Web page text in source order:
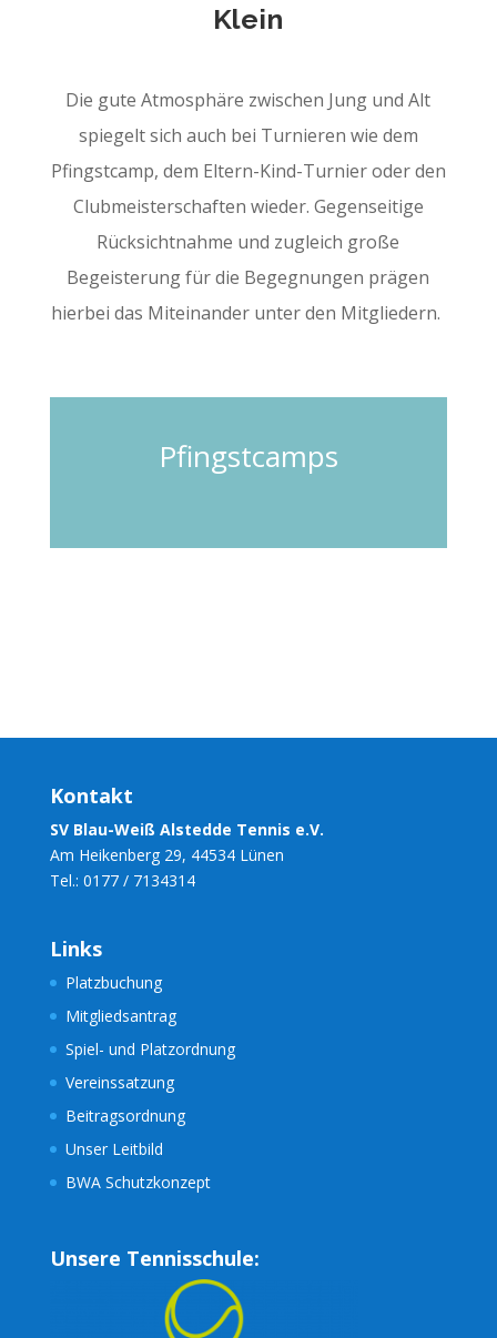
Klein
Die gute Atmosphäre zwischen Jung und Alt
spiegelt sich auch bei Turnieren wie dem
Pfingstcamp, dem Eltern-Kind-Turnier oder den
Clubmeisterschaften wieder. Gegenseitige
Rücksichtnahme und zugleich große
Begeisterung für die Begegnungen prägen
hierbei das Miteinander unter den Mitgliedern.
Pfingstcamps
Kontakt
SV Blau-Weiß Alstedde Tennis e.V.
Am Heikenberg 29, 44534 Lünen
Tel.: 0177 / 7134314
Links
Platzbuchung
Mitgliedsantrag
Spiel- und Platzordnung
Vereinssatzung
Beitragsordnung
Unser Leitbild
BWA Schutzkonzept
Unsere Tennisschule: